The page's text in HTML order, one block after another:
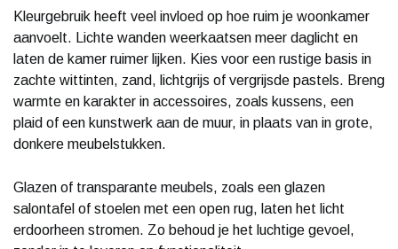
Kleurgebruik heeft veel invloed op hoe ruim je woonkamer
aanvoelt. Lichte wanden weerkaatsen meer daglicht en
laten de kamer ruimer lijken. Kies voor een rustige basis in
zachte wittinten, zand, lichtgrijs of vergrijsde pastels. Breng
warmte en karakter in accessoires, zoals kussens, een
plaid of een kunstwerk aan de muur, in plaats van in grote,
donkere meubelstukken.
Glazen of transparante meubels, zoals een glazen
salontafel of stoelen met een open rug, laten het licht
erdoorheen stromen. Zo behoud je het luchtige gevoel,